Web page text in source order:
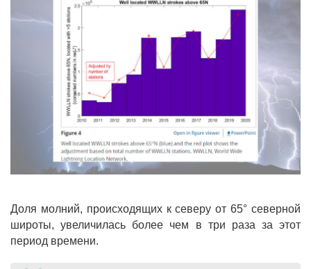
Доля молний, происходящих к северу от 65° северной
широты, увеличилась более чем в три раза за этот
период времени.